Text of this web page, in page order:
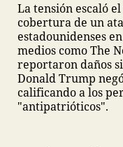
La tensión escaló
cobertura de un
estadounidenses
medios como The
reportaron daños
Donald Trump
calificando a los
"antipatrióticos".